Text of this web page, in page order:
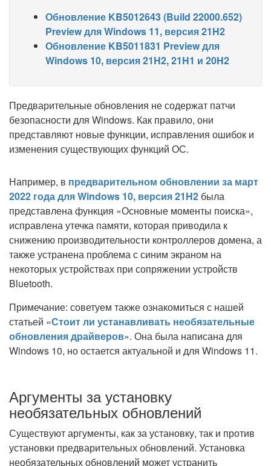
Обновление KB5012643 (Build 22000.652)
Preview для Windows 11, версия 21H2
Обновление KB5011831 Preview для
Windows 10, версия 21H2, 21H1 и 20H2
Предварительные обновления не содержат патчи
безопасности для Windows. Как правило, они
представляют новые функции, исправления ошибок и
изменения существующих функций ОС.
Например, в предварительном обновлении за март
2022 года для Windows 10, версия 21H2 была
представлена функция «Основные моменты поиска»,
исправлена утечка памяти, которая приводила к
снижению производительности контроллеров домена, а
также устранена проблема с синим экраном на
некоторых устройствах при сопряжении устройств
Bluetooth.
Примечание: советуем также ознакомиться с нашей
статьей «Стоит ли устанавливать необязательные
обновления драйверов». Она была написана для
Windows 10, но остается актуальной и для Windows 11.
Аргументы за установку
необязательных обновлений
Существуют аргументы, как за установку, так и против
установки предварительных обновлений. Установка
необязательных обновлений может устранить